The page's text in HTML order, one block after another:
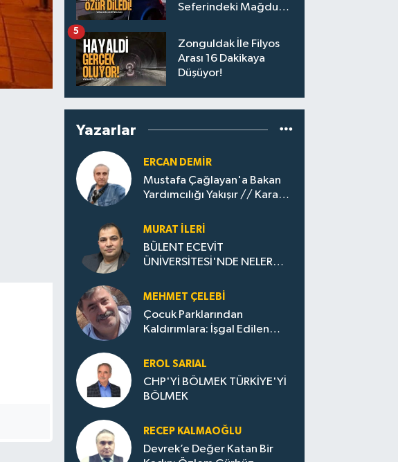
Seferindeki Mağdur
Zonguldak İle Filyos
Arası 16 Dakikaya
Düşüyor!
5
Yazarlar
ERCAN DEMIR
Mustafa Çağlayan'a Bakan
Yardımcılığı Yakışır // ​Kara
Zonguldak'ın Dönüşümü..
MURAT İLERI
BÜLENT ECEVİT
ÜNİVERSİTESİ'NDE NELER
MEHMET ÇELEBI
Çocuk Parklarından
Kaldırımlara: İşgal Edilen
Evler Çöp Dolu
EROL SARIAL
CHP'Yİ BÖLMEK TÜRKİYE'Yİ
BÖLMEK
RECEP KALMAOĞLU
Devrek’e Değer Katan Bir